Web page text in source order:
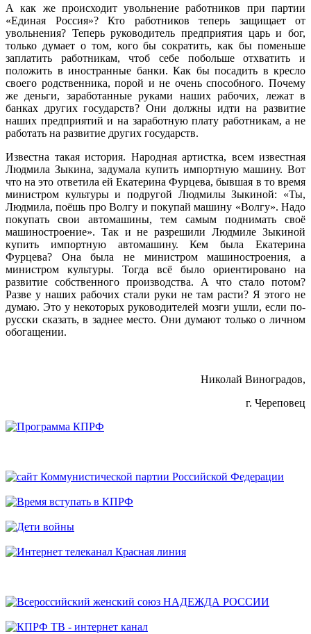
А как же происходит увольнение работников при партии
«Единая Россия»? Кто работников теперь защищает от
увольнения? Теперь руководитель предприятия царь и бог,
только думает о том, кого бы сократить, как бы поменьше
заплатить работникам, чтоб себе побольше отхватить и
положить в иностранные банки. Как бы посадить в кресло
своего родственника, порой и не очень способного. Почему
же деньги, заработанные руками наших рабочих, лежат в
банках других государств? Они должны идти на развитие
наших предприятий и на заработную плату работникам, а не
работать на развитие других государств.
Известна такая история. Народная артистка, всем известная
Людмила Зыкина, задумала купить импортную машину. Вот
что на это ответила ей Екатерина Фурцева, бывшая в то время
министром культуры и подругой Людмилы Зыкиной: «Ты,
Людмила, поёшь про Волгу и покупай машину «Волгу». Надо
покупать свои автомашины, тем самым поднимать своё
машиностроение». Так и не разрешили Людмиле Зыкиной
купить импортную автомашину. Кем была Екатерина
Фурцева? Она была не министром машиностроения, а
министром культуры. Тогда всё было ориентировано на
развитие собственного производства. А что стало потом?
Разве у наших рабочих стали руки не там расти? Я этого не
думаю. Это у некоторых руководителей мозги ушли, если по-
русски сказать, в заднее место. Они думают только о личном
обогащении.
Николай Виноградов,
г. Череповец